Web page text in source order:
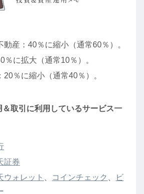
動産：40％に縮小（通常60％）。
％に拡大（通常10％）。
20％に縮小（通常40％）。
取引に利用しているサービス一
証券
ウォレット コインチェック
ビ